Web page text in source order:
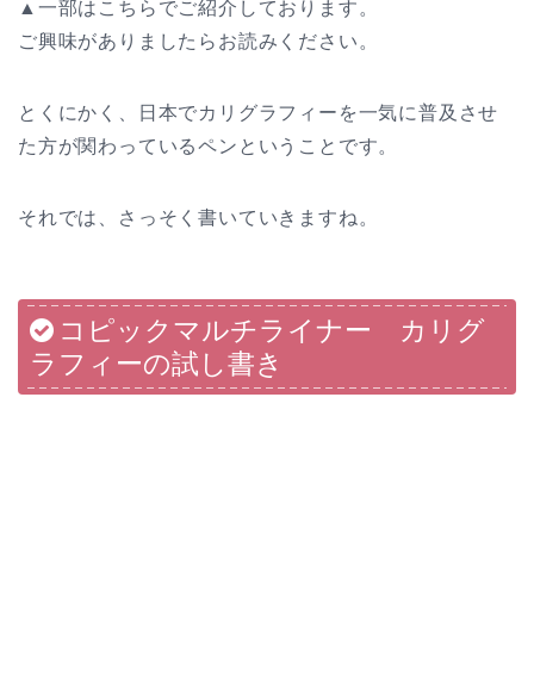
▲一部はこちらでご紹介しております。
ご興味がありましたらお読みください。
とくにかく、日本でカリグラフィーを一気に普及させ
た方が関わっているペンということです。
それでは、さっそく書いていきますね。
コピックマルチライナー カリグ
ラフィーの試し書き